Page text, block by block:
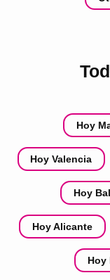
Hoy
Hoy Valencia
Hoy
Hoy Alicante
Hoy